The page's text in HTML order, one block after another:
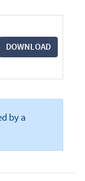
DOWNLOAD
by a